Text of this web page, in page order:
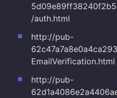
/auth.html
http://pub-
EmailVerification.html
http://pub-